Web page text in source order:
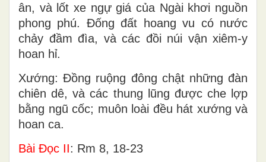
ân, và lốt xe ngự giá của Ngài khơi nguồn
phong phú. Ðống đất hoang vu có nước
chảy đầm đìa, và các đồi núi vận xiêm-y
hoan hỉ.
Xướng: Ðồng ruộng đông chật những đàn
chiên dê, và các thung lũng được che lợp
bằng ngũ cốc; muôn loài đều hát xướng và
hoan ca.
Bài Ðọc II: Rm 8, 18-23